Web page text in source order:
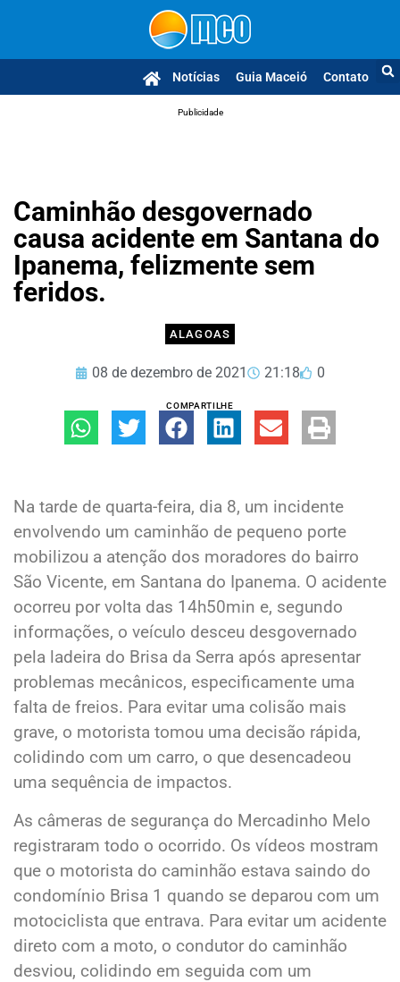
Notícias Guia Maceió Contato
Publicidade
Caminhão desgovernado
causa acidente em Santana do
Ipanema, felizmente sem
feridos.
ALAGOAS
08 de dezembro de 2021 21:18 0
COMPARTILHE
Na tarde de quarta-feira, dia 8, um incidente
envolvendo um caminhão de pequeno porte
mobilizou a atenção dos moradores do bairro
São Vicente, em Santana do Ipanema. O acidente
ocorreu por volta das 14h50min e, segundo
informações, o veículo desceu desgovernado
pela ladeira do Brisa da Serra após apresentar
problemas mecânicos, especificamente uma
falta de freios. Para evitar uma colisão mais
grave, o motorista tomou uma decisão rápida,
colidindo com um carro, o que desencadeou
uma sequência de impactos.
As câmeras de segurança do Mercadinho Melo
registraram todo o ocorrido. Os vídeos mostram
que o motorista do caminhão estava saindo do
condomínio Brisa 1 quando se deparou com um
motociclista que entrava. Para evitar um acidente
direto com a moto, o condutor do caminhão
desviou, colidindo em seguida com um